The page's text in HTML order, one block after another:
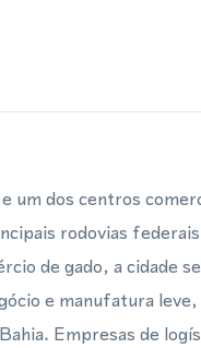
um dos centros
rodovias
de gado, a cidade
e manufatura
Empresas de